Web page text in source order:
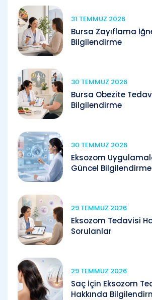
31 TEMMUZ 2026
Bursa Zayıflama
Bilgilendirme
30 TEMMUZ 2026
Bursa Obezite
Bilgilendirme
30 TEMMUZ 2026
Eksozom
Güncel Bilgilendirme
29 TEMMUZ 2026
Eksozom Tedavisi
Sorulanlar
29 TEMMUZ 2026
Saç İçin Eksozom
Hakkında